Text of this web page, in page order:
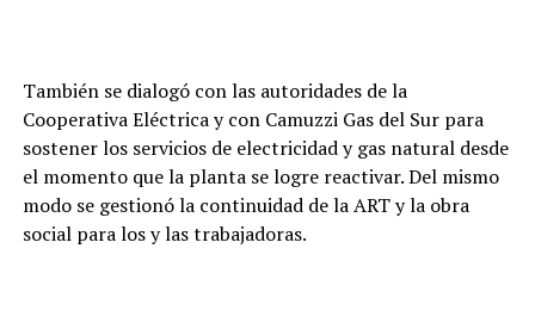
También se dialogó con las autoridades de la
Cooperativa Eléctrica y con Camuzzi Gas del Sur para
sostener los servicios de electricidad y gas natural desde
el momento que la planta se logre reactivar. Del mismo
modo se gestionó la continuidad de la ART y la obra
social para los y las trabajadoras.